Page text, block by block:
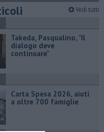
Vedi tutti
Takeda, Pasqualino, "Il
dialogo deve
continuare"
Carta Spesa 2026, aiuti
a oltre 700 famiglie